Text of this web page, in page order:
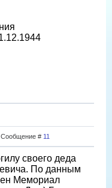
Сообщение # 11
своего деда
По данным
Мемориал